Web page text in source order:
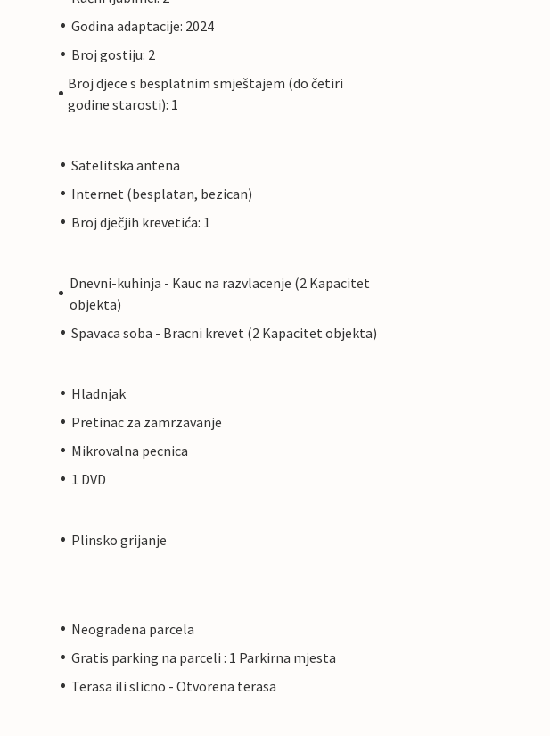
Godina adaptacije: 2024
Broj gostiju: 2
Broj djece s besplatnim smještajem (do četiri
godine starosti): 1
Satelitska antena
Internet (besplatan, bezican)
Broj dječjih krevetića: 1
Dnevni-kuhinja - Kauc na razvlacenje (2 Kapacitet
objekta)
Spavaca soba - Bracni krevet (2 Kapacitet objekta)
Hladnjak
Pretinac za zamrzavanje
Mikrovalna pecnica
1 DVD
Plinsko grijanje
Neogradena parcela
Gratis parking na parceli : 1 Parkirna mjesta
Terasa ili slicno - Otvorena terasa